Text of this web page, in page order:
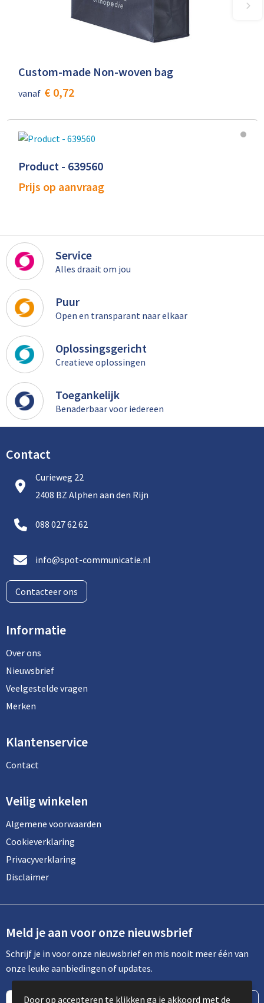
Custom-made Non-woven bag
vanaf € 0,72
Product - 639560
Prijs op aanvraag
Service
Alles draait om jou
Puur
Open en transparant naar elkaar
Oplossingsgericht
Creatieve oplossingen
Toegankelijk
Benaderbaar voor iedereen
Contact
Curieweg 22
2408 BZ Alphen aan den Rijn
088 027 62 62
info@spot-communicatie.nl
Contacteer ons
Informatie
Over ons
Nieuwsbrief
Veelgestelde vragen
Merken
Klantenservice
Contact
Veilig winkelen
Algemene voorwaarden
Cookieverklaring
Privacyverklaring
Disclaimer
Meld je aan voor onze nieuwsbrief
Schrijf je in voor onze nieuwsbrief en mis nooit meer één van
onze leuke aanbiedingen of updates.
Door op accepteren te klikken ga je akkoord met de